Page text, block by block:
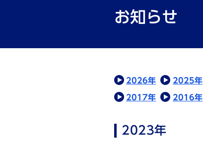
お知らせ
2026年 2025年
2017年 2016年
2023年